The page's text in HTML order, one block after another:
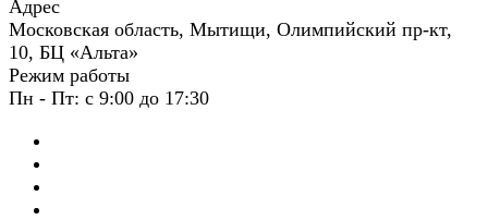
Адрес
Московская область, Мытищи, Олимпийский пр-кт,
10, БЦ «Альта»
Режим работы
Пн - Пт: с 9:00 до 17:30